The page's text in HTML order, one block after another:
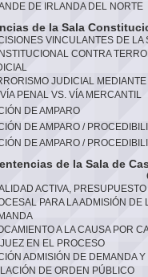
DE IRLANDA DEL NORTE
de la Sala
VINCULANTES DE LA
CONTRA
JUDICIAL
PENAL VS. VÍA MERCANTIL
DE AMPARO
DE AMPARO /
DE AMPARO /
de la Sala de
ACTIVA, PRESUPUESTO
PARA LA ADMISIÓN DE
A LA CAUSA POR
EN EL PROCESO
ADMISIÓN DE DEMANDA Y
DE ORDEN PÚBLICO